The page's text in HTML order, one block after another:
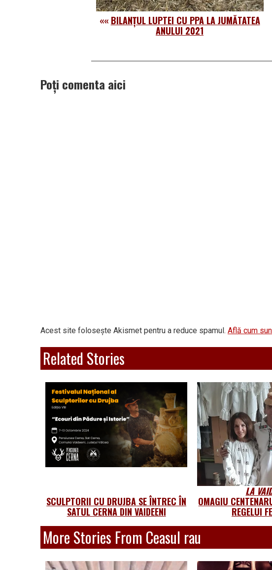
«« BILANȚUL LUPTEI CU PPA LA JUMĂTATEA
ANULUI 2021
Poți comenta aici
Acest site folosește Akismet pentru a reduce spamul. Află cum
Related Stories
SCULPTORII CU DRUJBA SE ÎNTREC ÎN
SATUL CERNA DIN VAIDEENI
LA
OMAGIU
REGELUI
More Stories From Ceasul rau